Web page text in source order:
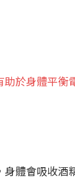
助於身體平衡
身體會吸收